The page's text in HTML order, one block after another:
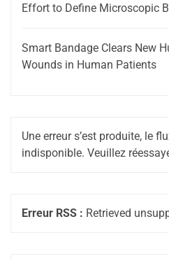
Effort to Define Microscopic
Smart Bandage Clears New
Wounds in Human Patients
Une erreur s’est produite, le
indisponible. Veuillez
Erreur RSS : Retrieved